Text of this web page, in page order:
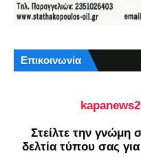
Επικοινωνία
Στείλτε την
δελτία τύπου σας